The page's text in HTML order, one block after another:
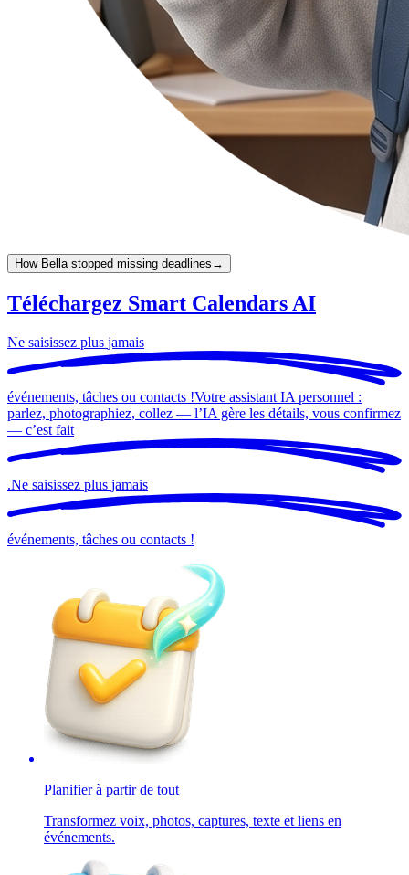
How Bella stopped missing deadlines →
Téléchargez Smart Calendars AI
Ne saisissez plus jamais
événements, tâches ou contacts !Votre assistant IA personnel :
parlez, photographiez, collez — l’IA gère les détails, vous confirmez
— c’est fait
.Ne saisissez plus jamais
événements, tâches ou contacts !
Planifier à partir de tout
Transformez voix, photos, captures, texte et liens en
événements.